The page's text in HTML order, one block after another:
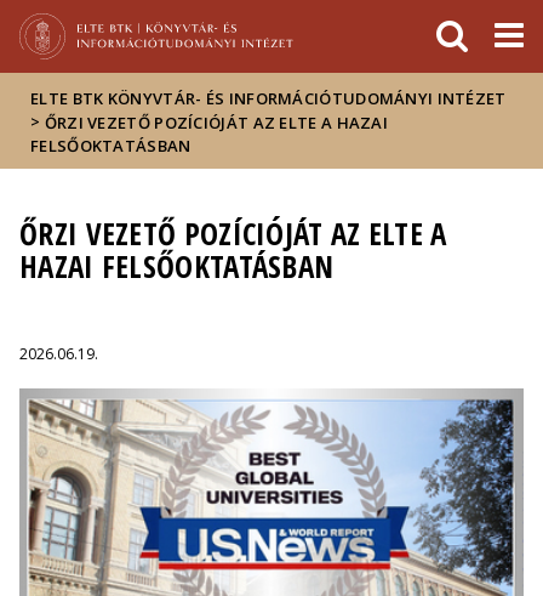
Hírek
Események
ELTE a
sajtóban
ELTE BTK KÖNYVTÁR- ÉS INFORMÁCIÓTUDOMÁNYI INTÉZET
> ŐRZI VEZETŐ POZÍCIÓJÁT AZ ELTE A HAZAI
FELSŐOKTATÁSBAN
ŐRZI VEZETŐ POZÍCIÓJÁT AZ ELTE A
HAZAI FELSŐOKTATÁSBAN
2026.06.19.